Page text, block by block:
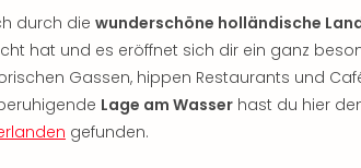
durch die wunderschöne holländische
hat und es eröffnet sich dir ein ganz
Gassen, hippen Restaurants und
Lage am Wasser hast du hier
gefunden.